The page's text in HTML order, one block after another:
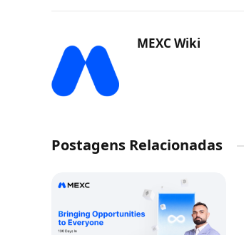
MEXC Wiki
Postagens Relacionadas